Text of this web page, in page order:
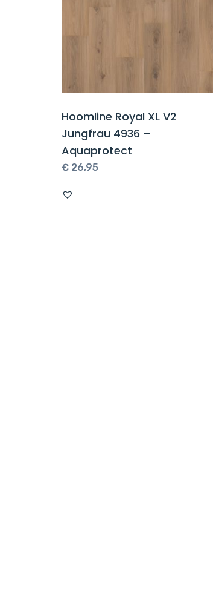
Hoomline Royal XL V2
Jungfrau 4936 –
Aquaprotect
€ 26,95